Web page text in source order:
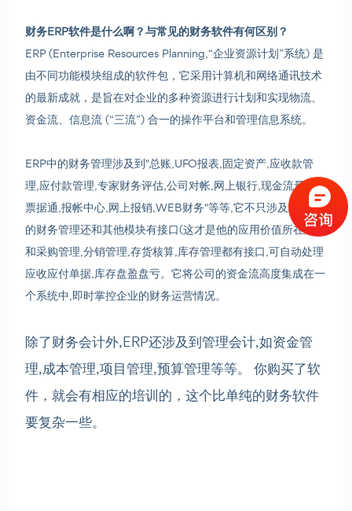
财务ERP软件是什么啊？与常见的财务软件有何区别？
ERP (Enterprise Resources Planning, “企业资源计划”系统) 是
由不同功能模块组成的软件包，它采用计算机和网络通讯技术
的最新成就，是旨在对企业的多种资源进行计划和实现物流、
资金流、信息流 (“三流”) 合一的操作平台和管理信息系统。
ERP中的财务管理涉及到"总账,UFO报表,固定资产,应收款管
理,应付款管理,专家财务评估,公司对帐,网上银行,现金流量表,
票据通,报帐中心,网上报销,WEB财务"等等,它不只涉及到公司
的财务管理还和其他模块有接口(这才是他的应用价值所在),如
和采购管理,分销管理,存货核算,库存管理都有接口,可自动处理
应收应付单据,库存盘盈盘亏。它将公司的资金流高度集成在一
个系统中,即时掌控企业的财务运营情况。
除了财务会计外,ERP还涉及到管理会计,如资金管
理,成本管理,项目管理,预算管理等等。 你购买了软
件，就会有相应的培训的，这个比单纯的财务软件
要复杂一些。